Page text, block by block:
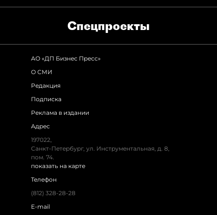
Спец­проекты
АО «ДП Бизнес Пресс»
О СМИ
Редакция
Подписка
Реклама в издании
Адрес
197022,
Санкт-Петербург, ул. Инструментальная, д. 8,
пом. 74.
показать на карте
Телефон
(812) 328-28-28
E-mail